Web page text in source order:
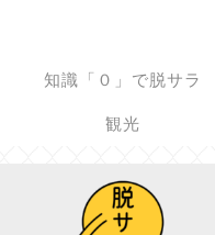
知識「０」で脱サラ
観光